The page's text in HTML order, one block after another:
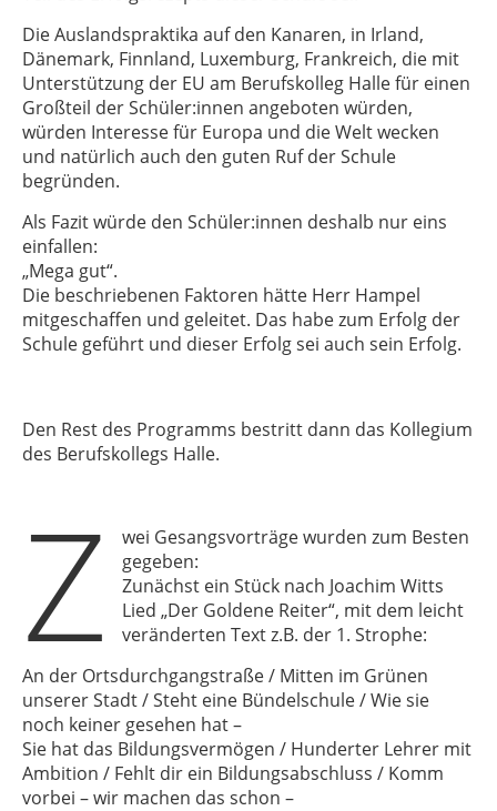
Die Auslandspraktika auf den Kanaren, in Irland,
Dänemark, Finnland, Luxemburg, Frankreich, die mit
Unterstützung der EU am Berufskolleg Halle für einen
Großteil der Schüler:innen angeboten würden,
würden Interesse für Europa und die Welt wecken
und natürlich auch den guten Ruf der Schule
begründen.
Als Fazit würde den Schüler:innen deshalb nur eins
einfallen:
„Mega gut“.
Die beschriebenen Faktoren hätte Herr Hampel
mitgeschaffen und geleitet. Das habe zum Erfolg der
Schule geführt und dieser Erfolg sei auch sein Erfolg.
Den Rest des Programms bestritt dann das Kollegium
des Berufskollegs Halle.
Z
wei Gesangsvorträge wurden zum Besten
gegeben:
Zunächst ein Stück nach Joachim Witts
Lied „Der Goldene Reiter“, mit dem leicht
veränderten Text z.B. der 1. Strophe:
An der Ortsdurchgangstraße / Mitten im Grünen
unserer Stadt / Steht eine Bündelschule / Wie sie
noch keiner gesehen hat –
Sie hat das Bildungsvermögen / Hunderter Lehrer mit
Ambition / Fehlt dir ein Bildungsabschluss / Komm
vorbei – wir machen das schon –